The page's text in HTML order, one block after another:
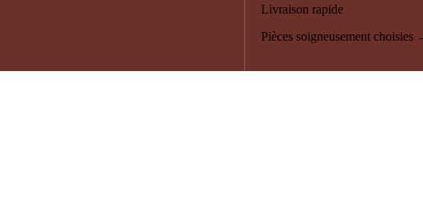
Livraison rapide
Pièces soigneusement choisies